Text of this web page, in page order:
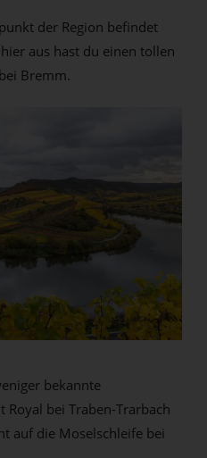
der Region befindet
aus hast du einen tollen
Bremm.
bekannte
bei Traben-Trarbach
auf die Moselschleife bei